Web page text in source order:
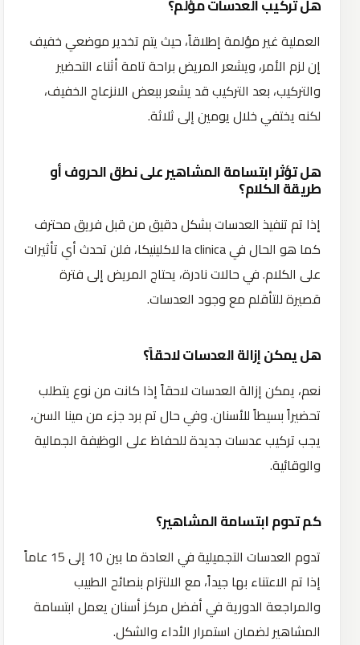
هل تركيب العدسات مؤلم؟
العملية غير مؤلمة إطلاقاً، حيث يتم تخدير موضعي خفيف
إن لزم الأمر، ويشعر المريض براحة تامة أثناء التحضير
والتركيب، بعد التركيب قد يشعر ببعض الانزعاج الخفيف،
لكنه يختفي خلال يومين إلى ثلاثة.
هل تؤثر ابتسامة المشاهير على نطق الحروف أو
طريقة الكلام؟
إذا تم تنفيذ العدسات بشكل دقيق من قبل فريق محترف
كما هو الحال في la clinica لاكلينيكا، فلن تحدث أي تأثيرات
على الكلام. في حالات نادرة، يحتاج المريض إلى فترة
قصيرة للتأقلم مع وجود العدسات.
هل يمكن إزالة العدسات لاحقاً؟
نعم، يمكن إزالة العدسات لاحقاً إذا كانت من نوع يتطلب
تحضيراً بسيطاً للأسنان. وفي حال تم برد جزء من مينا السن،
يجب تركيب عدسات جديدة للحفاظ على الوظيفة الجمالية
والوقائية.
كم تدوم ابتسامة المشاهير؟
تدوم العدسات التجميلية في العادة ما بين 10 إلى 15 عاماً
إذا تم الاعتناء بها جيداً، مع الالتزام بنصائح الطبيب
والمراجعة الدورية في أفضل مركز أسنان يعمل ابتسامة
المشاهير لضمان استمرار الأداء والشكل.